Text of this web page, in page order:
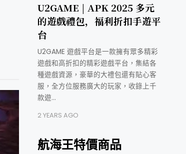
U2GAME | APK 2025 多元
的遊戲禮包，福利折扣手遊平
台
U2GAME 遊戲平台是一款擁有眾多精彩
遊戲和高折扣的精彩遊戲平台，集結各
種遊戲資源，豪華的大禮包還有貼心客
服，全方位服務廣大的玩家，收錄上千
款遊…
2 YEARS AGO
航海王特價商品